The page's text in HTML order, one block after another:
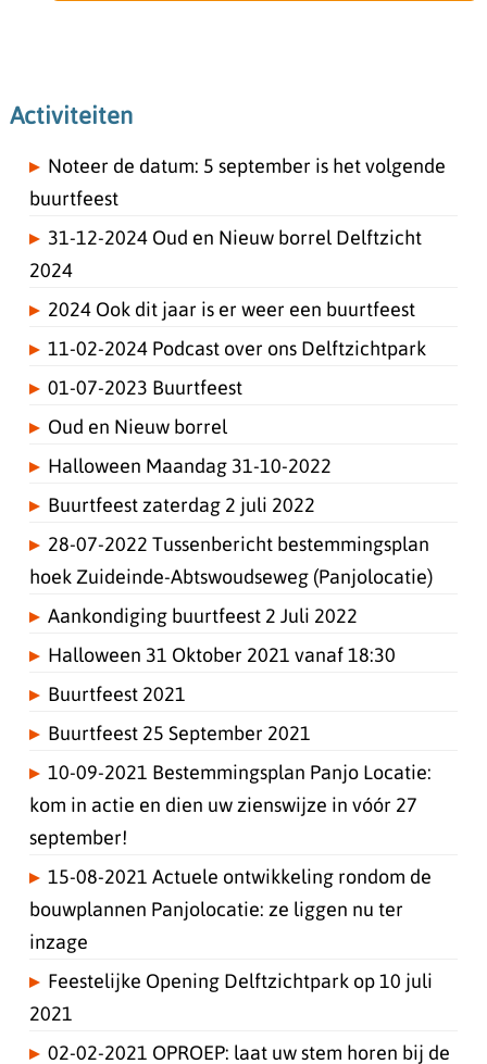
Activiteiten
Noteer de datum: 5 september is het volgende
buurtfeest
31-12-2024 Oud en Nieuw borrel Delftzicht
2024
2024 Ook dit jaar is er weer een buurtfeest
11-02-2024 Podcast over ons Delftzichtpark
01-07-2023 Buurtfeest
Oud en Nieuw borrel
Halloween Maandag 31-10-2022
Buurtfeest zaterdag 2 juli 2022
28-07-2022 Tussenbericht bestemmingsplan
hoek Zuideinde-Abtswoudseweg (Panjolocatie)
Aankondiging buurtfeest 2 Juli 2022
Halloween 31 Oktober 2021 vanaf 18:30
Buurtfeest 2021
Buurtfeest 25 September 2021
10-09-2021 Bestemmingsplan Panjo Locatie:
kom in actie en dien uw zienswijze in vóór 27
september!
15-08-2021 Actuele ontwikkeling rondom de
bouwplannen Panjolocatie: ze liggen nu ter
inzage
Feestelijke Opening Delftzichtpark op 10 juli
2021
02-02-2021 OPROEP: laat uw stem horen bij de